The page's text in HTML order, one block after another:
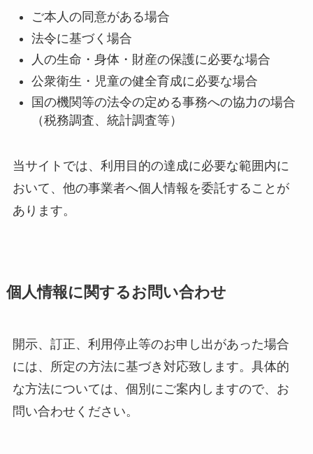
ご本人の同意がある場合
法令に基づく場合
人の生命・身体・財産の保護に必要な場合
公衆衛生・児童の健全育成に必要な場合
国の機関等の法令の定める事務への協力の場合
（税務調査、統計調査等）
当サイトでは、利用目的の達成に必要な範囲内に
おいて、他の事業者へ個人情報を委託することが
あります。
個人情報に関するお問い合わせ
開示、訂正、利用停止等のお申し出があった場合
には、所定の方法に基づき対応致します。具体的
な方法については、個別にご案内しますので、お
問い合わせください。